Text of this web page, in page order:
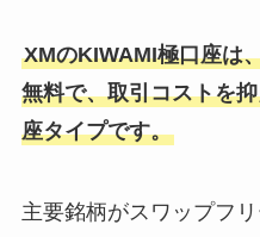
XMのKIWAMI極口座は
無料で、取引コストを
座タイプです。
主要銘柄がスワップフ